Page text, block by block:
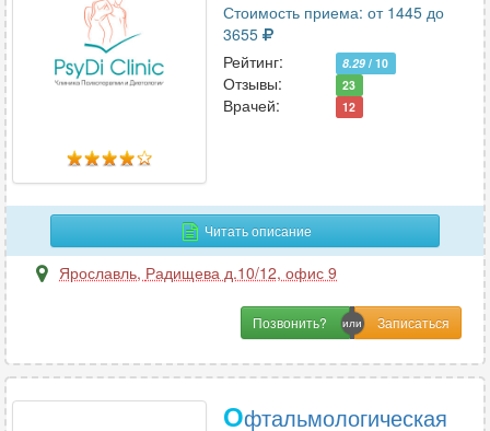
Стоимость приема: от 1445 до
3655
Рейтинг:
8.29 / 10
Отзывы: 23
Врачей: 12
Читать описание
Ярославль, Радищева д.10/12, офис 9
Позвонить?
Офтальмологическая